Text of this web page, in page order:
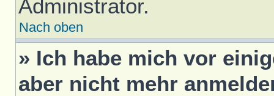
Administrator.
Nach oben
» Ich habe mich vor
aber nicht mehr